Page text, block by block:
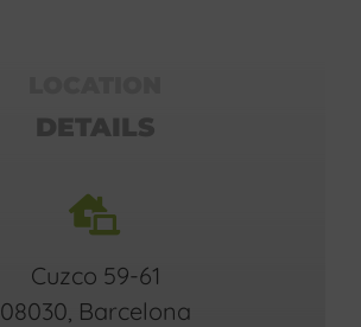
DETAILS
Cuzco 59-61
08030, Barcelona